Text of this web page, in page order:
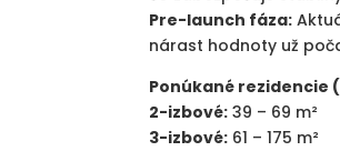
Pre-launch fáza:
nárast hodnoty už
Ponúkané rezidencie
2-izbové: 39 – 69 m²
3-izbové: 61 – 175 m²